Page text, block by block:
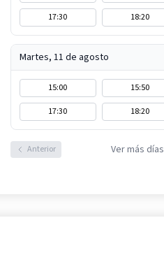
17:30
18:20
Martes, 11 de agosto
15:00 15:50
17:30
18:20
Anterior Ver más días